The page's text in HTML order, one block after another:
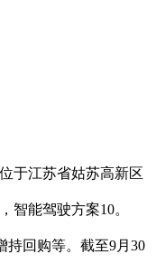
于江苏省姑苏高新区
智能驾驶方案10。
持回购等。截至9月30